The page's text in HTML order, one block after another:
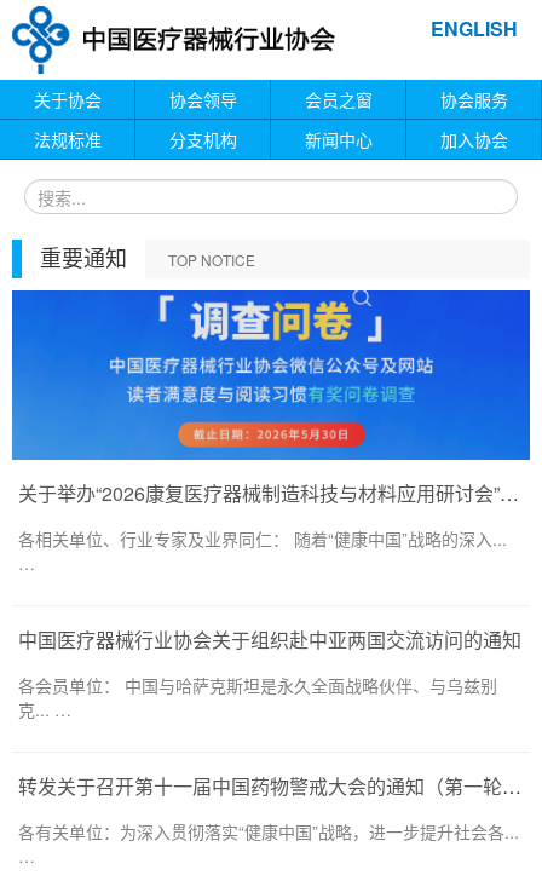
ENGLISH
关于协会 协会领导 会员之窗
协会服务
法规标准
分支机构 新闻中心 加入协会
重要通知 TOP NOTICE
关于举办“2026康复医疗器械制造科技与材料应用研讨会”的通知
各相关单位、行业专家及业界同仁： 随着“健康中国”战略的深入...
…
中国医疗器械行业协会关于组织赴中亚两国交流访问的通知
各会员单位： 中国与哈萨克斯坦是永久全面战略伙伴、与乌兹别
克... …
转发关于召开第十一届中国药物警戒大会的通知（第一轮）——药品和医疗器械领域
各有关单位：为深入贯彻落实“健康中国”战略，进一步提升社会各...
…